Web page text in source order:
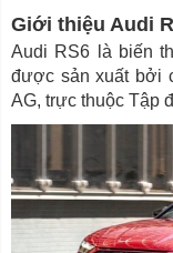
Giới thiệu Audi
Audi RS6 là biến
được sản xuất bởi
AG, trực thuộc Tập